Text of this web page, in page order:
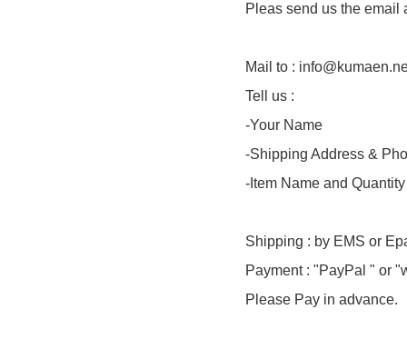
Pleas send us the email
Mail to :
Tell us :
-Your Name
-Shipping Address &
-Item Name and Quantity
Shipping : by EMS or
Payment : "PayPal " or
Please Pay in advance.